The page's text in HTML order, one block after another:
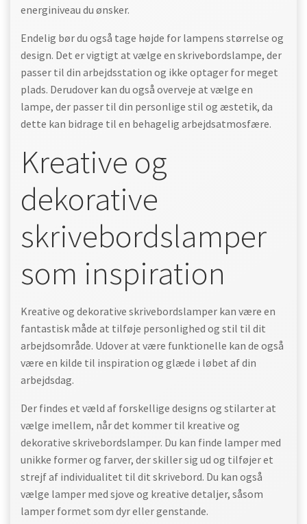
energiniveau du ønsker.
Endelig bør du også tage højde for lampens størrelse og
design. Det er vigtigt at vælge en skrivebordslampe, der
passer til din arbejdsstation og ikke optager for meget
plads. Derudover kan du også overveje at vælge en
lampe, der passer til din personlige stil og æstetik, da
dette kan bidrage til en behagelig arbejdsatmosfære.
Kreative og
dekorative
skrivebordslamper
som inspiration
Kreative og dekorative skrivebordslamper kan være en
fantastisk måde at tilføje personlighed og stil til dit
arbejdsområde. Udover at være funktionelle kan de også
være en kilde til inspiration og glæde i løbet af din
arbejdsdag.
Der findes et væld af forskellige designs og stilarter at
vælge imellem, når det kommer til kreative og
dekorative skrivebordslamper. Du kan finde lamper med
unikke former og farver, der skiller sig ud og tilføjer et
strejf af individualitet til dit skrivebord. Du kan også
vælge lamper med sjove og kreative detaljer, såsom
lamper formet som dyr eller genstande.